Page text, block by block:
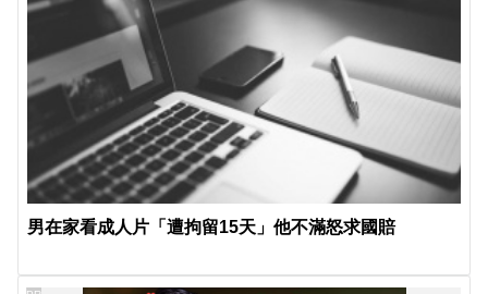
男在家看成人片「遭拘留15天」他不滿怒求國賠